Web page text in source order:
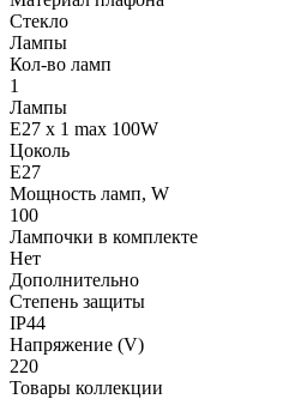
Стекло
Лампы
Кол-во ламп
1
Лампы
E27 x 1 max 100W
Цоколь
E27
Мощность ламп, W
100
Лампочки в комплекте
Нет
Дополнительно
Степень защиты
IP44
Напряжение (V)
220
Товары коллекции